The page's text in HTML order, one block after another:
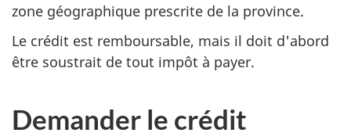
zone géographique prescrite de la province.
Le crédit est remboursable, mais il doit d'abord
être soustrait de tout impôt à payer.
Demander le crédit